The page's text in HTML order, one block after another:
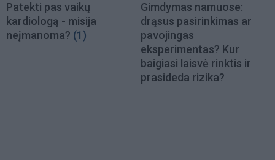
Patekti pas vaikų
kardiologą - misija
neįmanoma? (1)
Gimdymas namuose:
drąsus pasirinkimas ar
pavojingas
eksperimentas? Kur
baigiasi laisvė rinktis ir
prasideda rizika?